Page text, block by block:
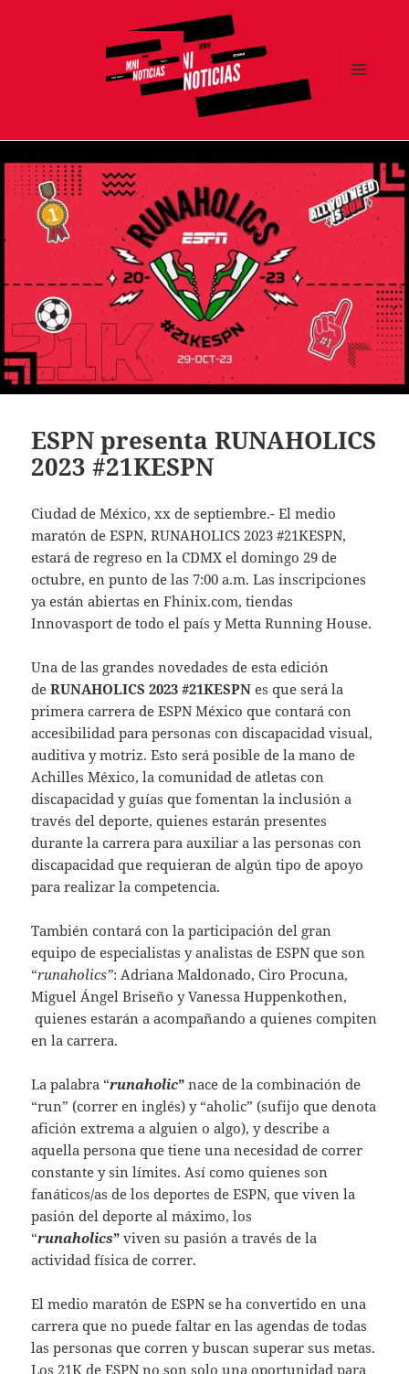
ESPN presenta RUNAHOLICS
2023 #21KESPN
Ciudad de México, xx de septiembre.- El medio
maratón de ESPN, RUNAHOLICS 2023 #21KESPN,
estará de regreso en la CDMX el domingo 29 de
octubre, en punto de las 7:00 a.m. Las inscripciones
ya están abiertas en Fhinix.com, tiendas
Innovasport de todo el país y Metta Running House.
Una de las grandes novedades de esta edición
deRUNAHOLICS 2023 #21KESPN es que será la
primera carrera de ESPN México que contará con
accesibilidad para personas con discapacidad visual,
auditiva y motriz. Esto será posible de la mano de
Achilles México, la comunidad de atletas con
discapacidad y guías que fomentan la inclusión a
través del deporte, quienes estarán presentes
durante la carrera para auxiliar a las personas con
discapacidad que requieran de algún tipo de apoyo
para realizar la competencia.
También contará con la participación del gran
equipo de especialistas y analistas de ESPN que son
“runaholics”: Adriana Maldonado, Ciro Procuna,
Miguel Ángel Briseño y Vanessa Huppenkothen,
quienes estarán a acompañando a quienes compiten
en la carrera.
La palabra “runaholic”nace de la combinación de
“run” (correr en inglés) y “aholic” (sufijo que denota
afición extrema a alguien o algo), y describe a
aquella persona que tiene una necesidad de correr
constante y sin límites. Así como quienes son
fanáticos/as de los deportes de ESPN, que viven la
pasión del deporte al máximo, los
“runaholics”viven su pasión a través de la
actividad física de correr.
El medio maratón de ESPN se ha convertido en una
carrera que no puede faltar en las agendas de todas
las personas que corren y buscan superar sus metas.
Los 21K de ESPN no son solo una oportunidad para